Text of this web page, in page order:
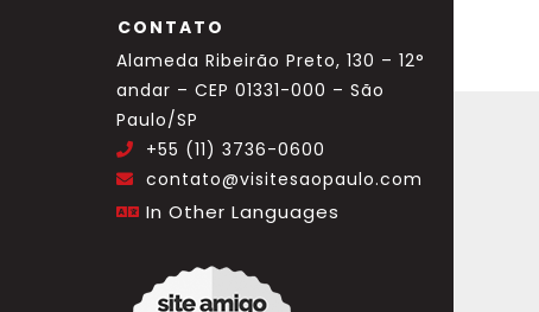
CONTATO
Alameda Ribeirão Preto, 130 – 12°
andar – CEP 01331-000 – São
Paulo/SP
+55 (11) 3736-0600
contato@visitesaopaulo.com
In Other Languages